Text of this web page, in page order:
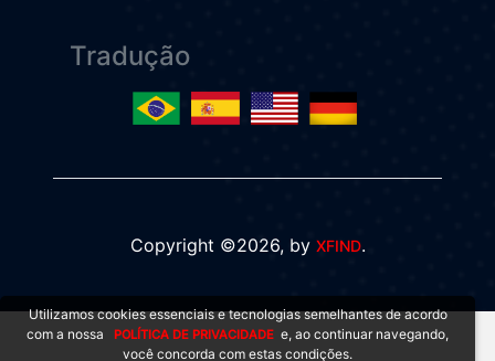
Tradução
Copyright ©2026, by XFIND.
Utilizamos cookies essenciais e tecnologias semelhantes de acordo
com a nossaPOLÍTICA DE PRIVACIDADE e, ao continuar navegando,
você concorda com estas condições.